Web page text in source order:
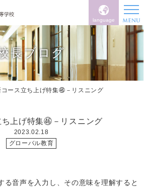
language
長ブログ
コース立ち上げ特集㊻－リスニング
上げ特集㊻－リスニング
2023.02.18
グローバル教育
音声を入力し、その意味を理解すると